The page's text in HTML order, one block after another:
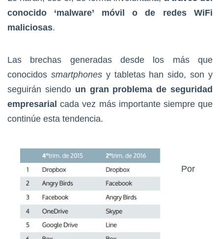
conocido ‘malware’ móvil o de redes WiFi
maliciosas.
Las brechas generadas desde los más que
conocidos smartphonesy tabletas han sido, son y
seguirán siendo un gran problema de seguridad
empresarialcada vez más importante siempre que
continúe esta tendencia.
Por